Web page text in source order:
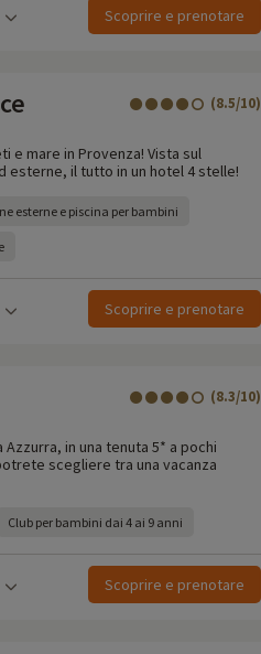
Scoprire e prenotare
(8.5/10)
e mare in Provenza! Vista sul
esterne, il tutto in un hotel 4 stelle!
esterne e piscina per bambini
Scoprire e prenotare
(8.3/10)
in una tenuta 5* a pochi
scegliere tra una vacanza
Club per bambini dai 4 ai 9 anni
Scoprire e prenotare